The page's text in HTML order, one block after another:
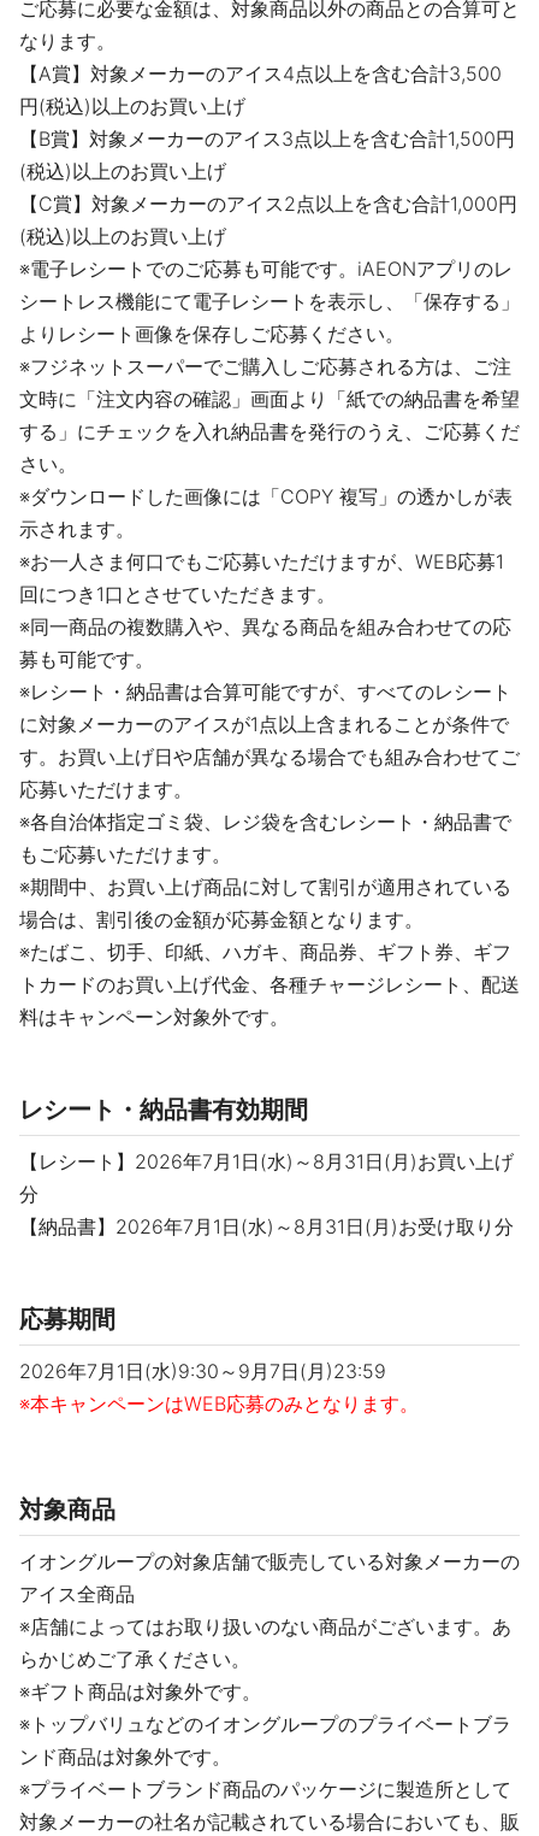
ご応募に必要な金額は、対象商品以外の商品との合算可と
なります。
【A賞】対象メーカーのアイス4点以上を含む合計3,500
円(税込)以上のお買い上げ
【B賞】対象メーカーのアイス3点以上を含む合計1,500円
(税込)以上のお買い上げ
【C賞】対象メーカーのアイス2点以上を含む合計1,000円
(税込)以上のお買い上げ
※電子レシートでのご応募も可能です。iAEONアプリのレ
シートレス機能にて電子レシートを表示し、「保存する」
よりレシート画像を保存しご応募ください。
※フジネットスーパーでご購入しご応募される方は、ご注
文時に「注文内容の確認」画面より「紙での納品書を希望
する」にチェックを入れ納品書を発行のうえ、ご応募くだ
さい。
※ダウンロードした画像には「COPY 複写」の透かしが表
示されます。
※お一人さま何口でもご応募いただけますが、WEB応募1
回につき1口とさせていただきます。
※同一商品の複数購入や、異なる商品を組み合わせての応
募も可能です。
※レシート・納品書は合算可能ですが、すべてのレシート
に対象メーカーのアイスが1点以上含まれることが条件で
す。お買い上げ日や店舗が異なる場合でも組み合わせてご
応募いただけます。
※各自治体指定ゴミ袋、レジ袋を含むレシート・納品書で
もご応募いただけます。
※期間中、お買い上げ商品に対して割引が適用されている
場合は、割引後の金額が応募金額となります。
※たばこ、切手、印紙、ハガキ、商品券、ギフト券、ギフ
トカードのお買い上げ代金、各種チャージレシート、配送
料はキャンペーン対象外です。
レシート・納品書有効期間
【レシート​】2026年7月1日(水)～8月31日(月)お買い上げ
分
【納品書】2026年7月1日(水)～8月31日(月)お受け取り分
応募期間
2026年7月1日(水)9:30～9月7日(月)23:59
※本キャンペーンはWEB応募のみとなります。
対象商品
イオングループの対象店舗で販売している対象メーカーの
アイス全商品
※店舗によってはお取り扱いのない商品がございます。あ
らかじめご了承ください。
※ギフト商品は対象外です。
※トップバリュなどのイオングループのプライベートブラ
ンド商品は対象外です。
※プライベートブランド商品のパッケージに製造所として
対象メーカーの社名が記載されている場合においても、販